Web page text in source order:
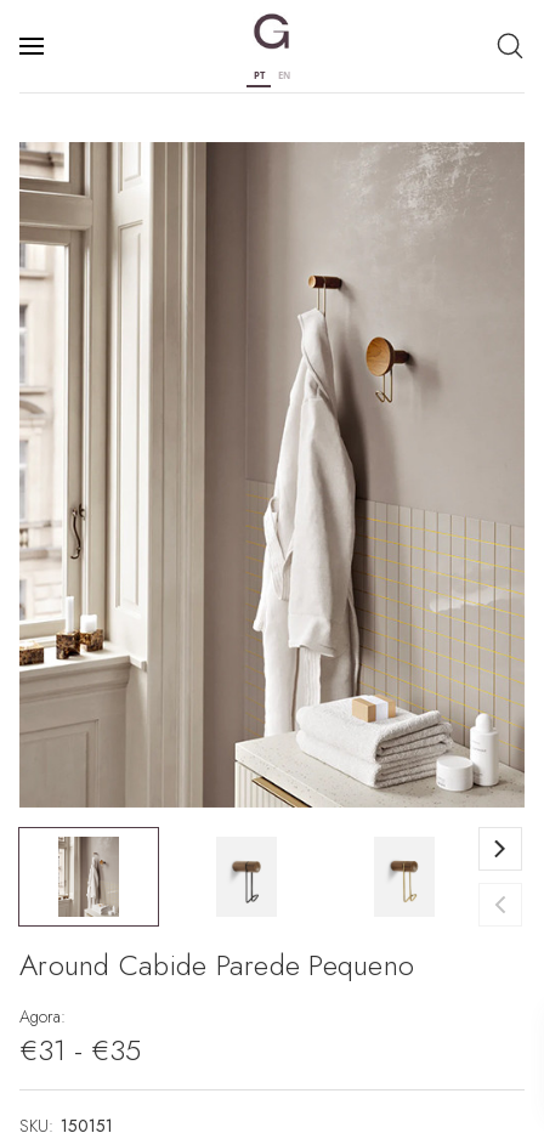
PT EN
Around Cabide Parede Pequeno
Agora:
€31 - €35
SKU: 150151
Stock